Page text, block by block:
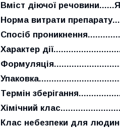
Вміст діючої речовини
Норма витрати препарату
Спосіб
Характер
Формуляція
Упаковка
Термін зберігання
Хімічний клас
Клас небезпеки для